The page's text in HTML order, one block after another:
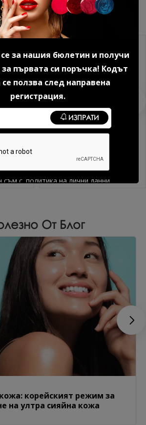
за нашия бюлетин и получи
за първата си поръчка! Кодът
ползва след направена
регистрация.
ИЗПРАТИ
съм с политика на лични данни
Още
№17 3,5 гр. 1 бр.
8.69 € (17.00 лв.)
От Блог
корейският режим за
на ултра сияйна кожа